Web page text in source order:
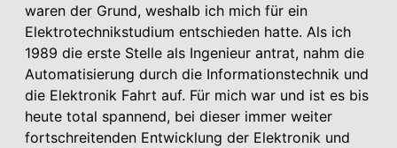
waren der Grund, weshalb ich mich für ein
Elektrotechnikstudium entschieden hatte. Als ich
1989 die erste Stelle als Ingenieur antrat, nahm die
Automatisierung durch die Informationstechnik und
die Elektronik Fahrt auf. Für mich war und ist es bis
heute total spannend, bei dieser immer weiter
fortschreitenden Entwicklung der Elektronik und